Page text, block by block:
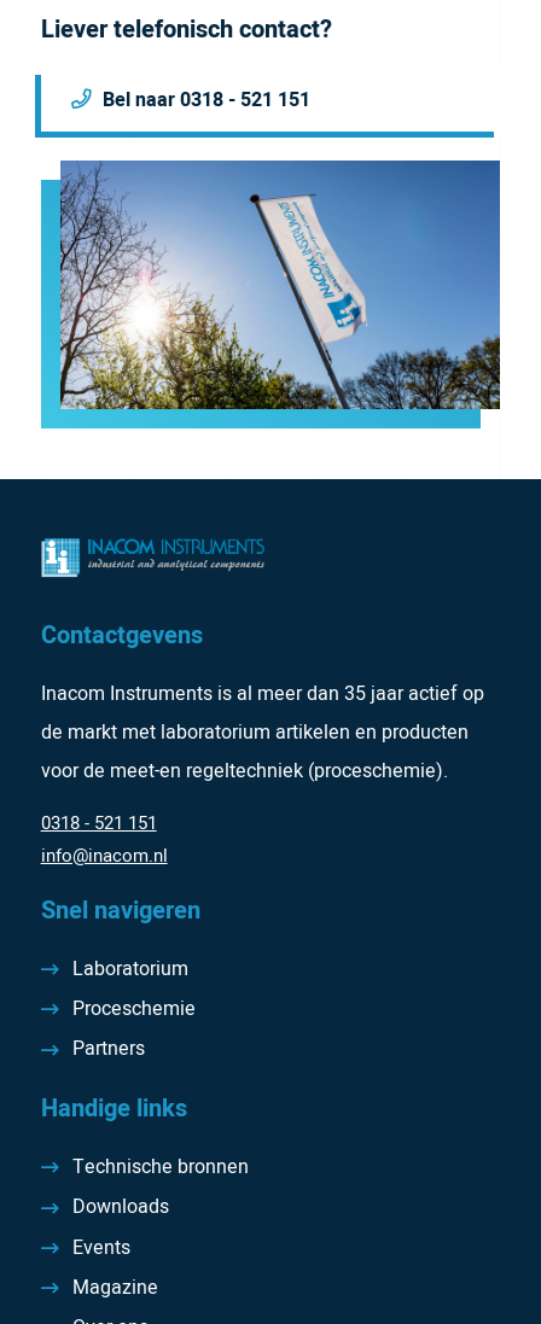
Liever telefonisch contact?
Bel naar 0318 - 521 151
Contactgevens
Inacom Instruments is al meer dan 35 jaar actief op
de markt met laboratorium artikelen en producten
voor de meet-en regeltechniek (proceschemie).
0318 - 521 151
info@inacom.nl
Snel navigeren
Laboratorium
Proceschemie
Partners
Handige links
Technische bronnen
Downloads
Events
Magazine